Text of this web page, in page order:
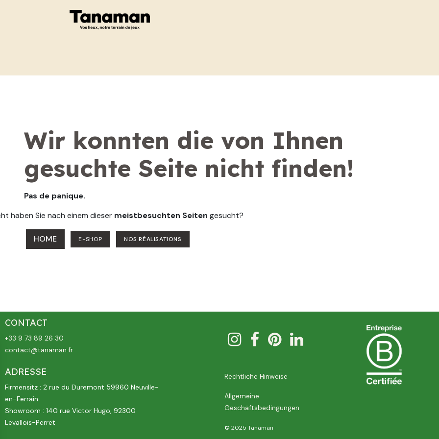
Fehler 404
Wir konnten die von Ihnen
gesuchte Seite nicht finden!
Pas de panique.
haben Sie nach einem dieser meistbesuchten Seiten gesucht?
HOME E-SHOP NOS RÉALISATIONS
ADRESSE
Firmensitz : 2 rue du Duremont 59960 Neuville-
en-Ferrain
Showroom : 140 rue Victor Hugo, 92300
Levallois-Perret
Rechtliche Hinweise
Allgemeine
Geschäftsbedingungen
© 2025 Tanaman
CONTACT
+33 9 73 89 26 30
contact@tanaman.fr